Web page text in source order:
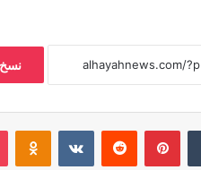
نسخ
بينتيريست